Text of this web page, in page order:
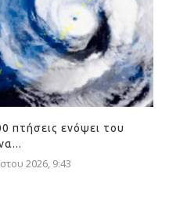
πτήσεις ενόψει του
2026, 9:43